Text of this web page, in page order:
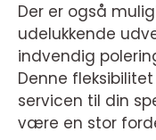
Der er også
udelukkende
indvendig
Denne
servicen til din
være en stor